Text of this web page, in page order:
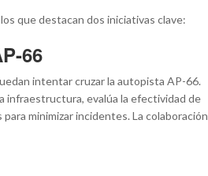
que destacan dos iniciativas clave:
66
intentar cruzar la autopista AP-66.
infraestructura, evalúa la efectividad de
minimizar incidentes. La colaboración